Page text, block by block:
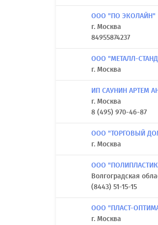
ООО "ПО ЭКОЛАЙН"
г. Москва
84955874237
ООО "МЕТАЛЛ-
г. Москва
ИП САУНИН АРТЕМ
г. Москва
8 (495) 970-46-87
ООО "ТОРГОВЫЙ
г. Москва
ООО
Волгоградская
(8443) 51-15-15
ООО "ПЛАСТ-
г. Москва